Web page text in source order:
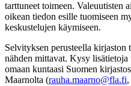
tarttuneet toimeen. Valeuutisten
oikean tiedon esille tuomiseen
keskustelujen käymiseen.
Selvityksen perusteella
nähden mittavat. Kysy
omaan kuntaasi Suomen
Maarnolta (rauha.maarno@fla.fi